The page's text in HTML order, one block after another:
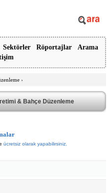
Sektörler Röportajlar
Arama
›
& Bahçe Düzenleme
ücretsiz olarak yapabilirsiniz.